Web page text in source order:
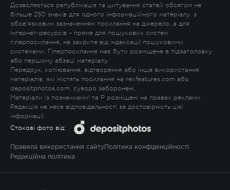
Дозволяється републікація та цитування статей обсягом не
більше 250 знаків для одного інформаційного матеріалу, з
обов'язковим зазначенням посилання на джерело, а для
Інтернет-ресурсів – пряме для пошукових систем
гіперпосилання, не закрите від індексації пошуковими
системами. Гіперпосилання має бути розміщене в підзаголовку
або першому абзаці матеріалу.
Передрук, копіювання, відтворення або інше використання
матеріалів, які містять посилання на rexfeatures.com або
depositphotos.com, суворо заборонені.
Матеріали із позначками! та P розміщені на правах реклами.
Редакція не несе відповідальності за достовірність цієї
інформації.
Стокові фото від:
Правила використання сайту Політика конфіденційності
Редакційна політика